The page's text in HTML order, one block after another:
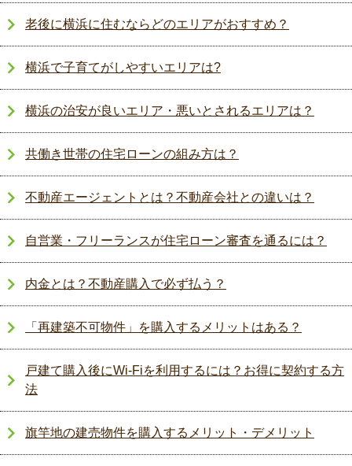
老後に横浜に住むならどのエリアがおすすめ？
横浜で子育てがしやすいエリアは?
横浜の治安が良いエリア・悪いとされるエリアは？
共働き世帯の住宅ローンの組み方は？
不動産エージェントとは？不動産会社との違いは？
自営業・フリーランスが住宅ローン審査を通るには？
内金とは？不動産購入で必ず払う？
「再建築不可物件」を購入するメリットはある？
戸建て購入後にWi-Fiを利用するには？お得に契約する方
法
旗竿地の建売物件を購入するメリット・デメリット